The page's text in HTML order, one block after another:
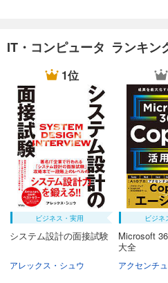
IT・コンピュータ ランキン
1位
ビジネス・実用
システム設計の面接試験
アレックス・シュウ
ビジネ
Microsoft
大全